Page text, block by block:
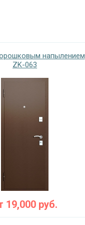
напылением
ZK-063
19,000 руб.